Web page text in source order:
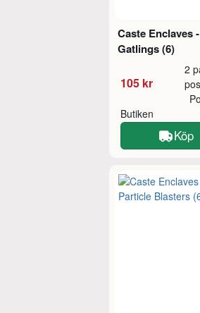
Caste Enclaves
Gatlings (6)
105 kr
2
Butiken
Köp